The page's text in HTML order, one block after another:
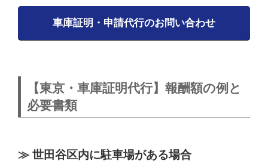
車庫証明・申請代行のお問い合わせ
【東京・車庫証明代行】報酬額の例と
必要書類
世田谷区内に駐車場がある場合